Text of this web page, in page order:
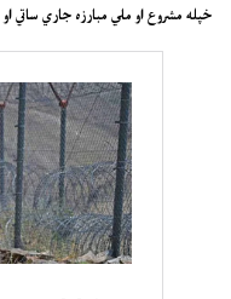
خپله مشروع او ملي مبارزه جاري ساتي